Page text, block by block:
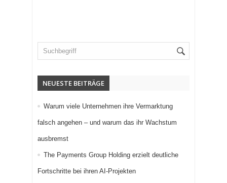
NEUESTE BEITRÄGE
Warum viele Unternehmen ihre Vermarktung
falsch angehen – und warum das ihr Wachstum
ausbremst
The Payments Group Holding erzielt deutliche
Fortschritte bei ihren AI-Projekten